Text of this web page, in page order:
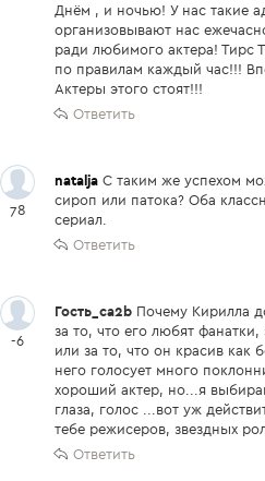
Днём , и ночью! У нас такие
организовывают нас
ради любимого актера! Тирс
по правилам каждый час!!!
Актеры этого стоят!!!
Ответить
78
natalja С таким же успехом
сироп или патока? Оба
сериал.
Ответить
-6
Гость_ca2b Почему Кирилла
за то, что его любят
или за то, что он красив как
него голосует много
хороший актер, но...я
глаза, голос ...вот уж
тебе режисеров, звездных
Ответить